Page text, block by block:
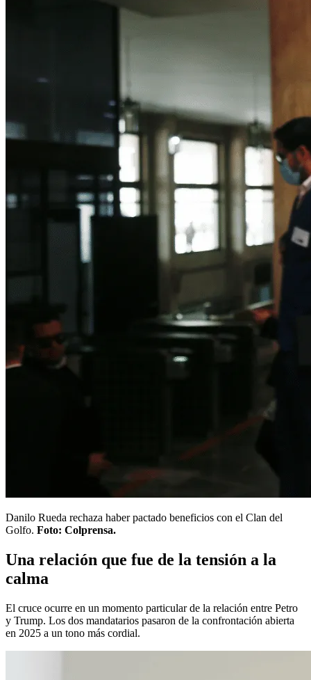
Danilo Rueda rechaza haber pactado beneficios con el Clan del
Golfo. Foto: Colprensa.
Una relación que fue de la tensión a la
calma
El cruce ocurre en un momento particular de la relación entre Petro
y Trump. Los dos mandatarios pasaron de la confrontación abierta
en 2025 a un tono más cordial.